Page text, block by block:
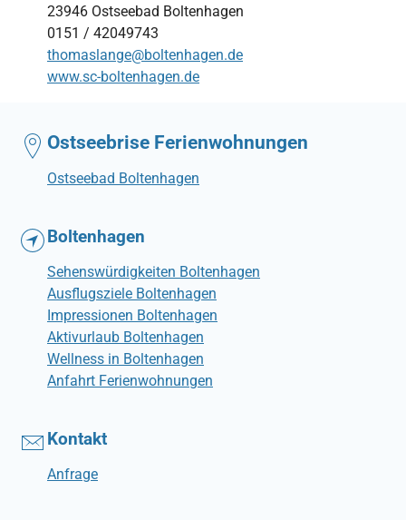
23946 Ostseebad Boltenhagen
0151 / 42049743
thomaslange@boltenhagen.de
www.sc-boltenhagen.de
Ostseebrise Ferienwohnungen
Ostseebad Boltenhagen
Boltenhagen
Sehenswürdigkeiten Boltenhagen
Ausflugsziele Boltenhagen
Impressionen Boltenhagen
Aktivurlaub Boltenhagen
Wellness in Boltenhagen
Anfahrt Ferienwohnungen
Kontakt
Anfrage